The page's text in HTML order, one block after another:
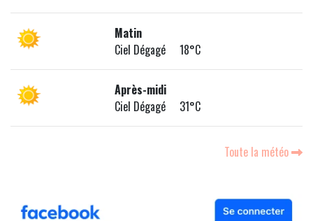
Matin
Ciel Dégagé 18°C
Après-midi
Ciel Dégagé 31°C
Toute la météo